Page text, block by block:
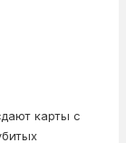
карты с